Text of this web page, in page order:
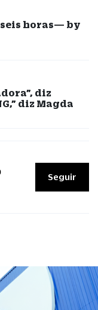
seis horas— by
diz
diz Magda
Seguir